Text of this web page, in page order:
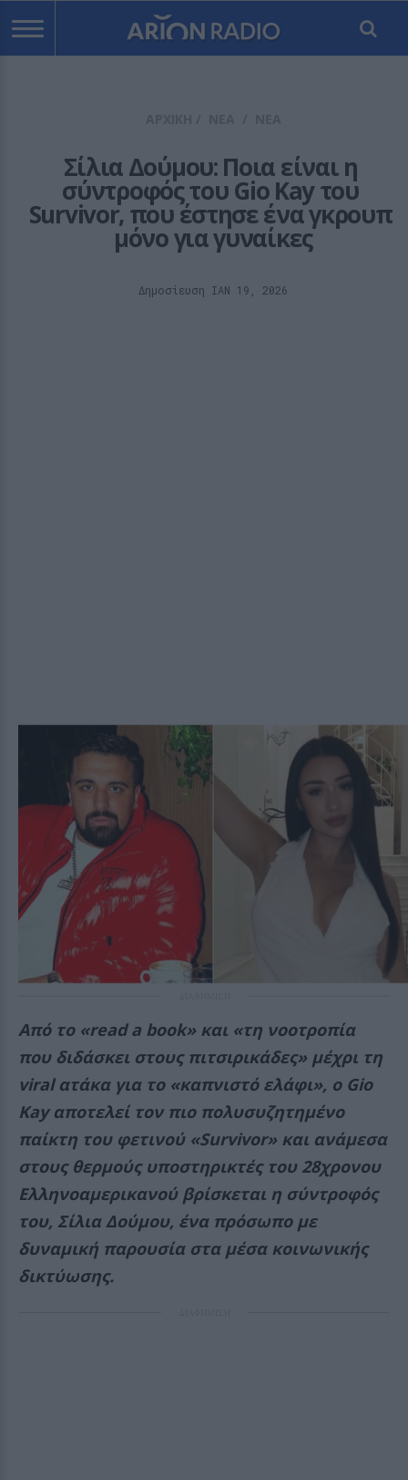
Σίλια Δούμου: Ποια είναι η
σύντροφός του Gio Kay του
Survivor, που έστησε ένα γκρουπ
μόνο για γυναίκες
Δημοσίευση ΙΑΝ 19, 2026
Από το «read a book» και «τη νοοτροπία
που διδάσκει στους πιτσιρικάδες» μέχρι τη
viral ατάκα για το «καπνιστό ελάφι», ο Gio
Kay αποτελεί τον πιο πολυσυζητημένο
παίκτη του φετινού «Survivor» και ανάμεσα
στους θερμούς υποστηρικτές του 28χρονου
Ελληνοαμερικανού βρίσκεται η σύντροφός
του, Σίλια Δούμου, ένα πρόσωπο με
δυναμική παρουσία στα μέσα κοινωνικής
δικτύωσης.